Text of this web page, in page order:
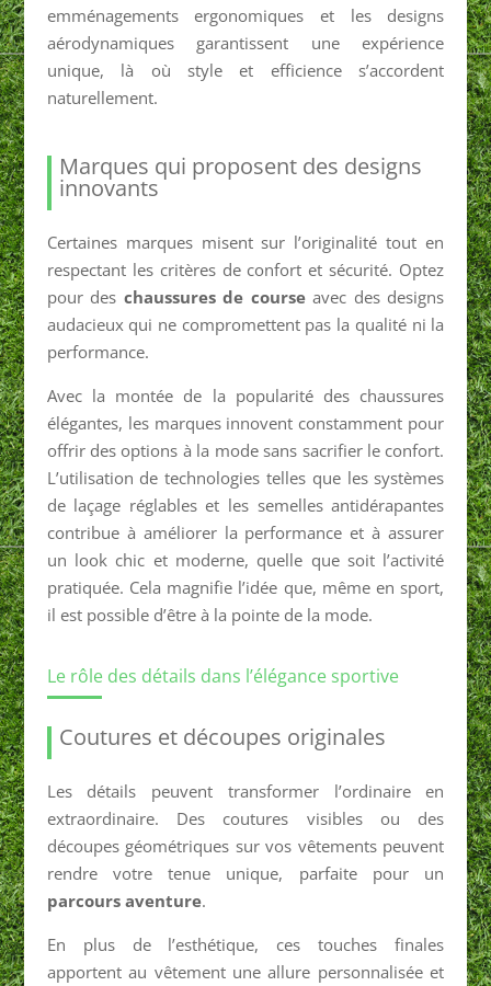
emménagements ergonomiques et les designs
aérodynamiques garantissent une expérience
unique, là où style et efficience s’accordent
naturellement.
Marques qui proposent des designs
innovants
Certaines marques misent sur l’originalité tout en
respectant les critères de confort et sécurité. Optez
pour des chaussures de courseavec des designs
audacieux qui ne compromettent pas la qualité ni la
performance.
Avec la montée de la popularité des chaussures
élégantes, les marques innovent constamment pour
offrir des options à la mode sans sacrifier le confort.
L’utilisation de technologies telles que les systèmes
de laçage réglables et les semelles antidérapantes
contribue à améliorer la performance et à assurer
un look chic et moderne, quelle que soit l’activité
pratiquée. Cela magnifie l’idée que, même en sport,
il est possible d’être à la pointe de la mode.
Le rôle des détails dans l’élégance sportive
Coutures et découpes originales
Les détails peuvent transformer l’ordinaire en
extraordinaire. Des coutures visibles ou des
découpes géométriques sur vos vêtements peuvent
rendre votre tenue unique, parfaite pour un
parcours aventure.
En plus de l’esthétique, ces touches finales
apportent au vêtement une allure personnalisée et